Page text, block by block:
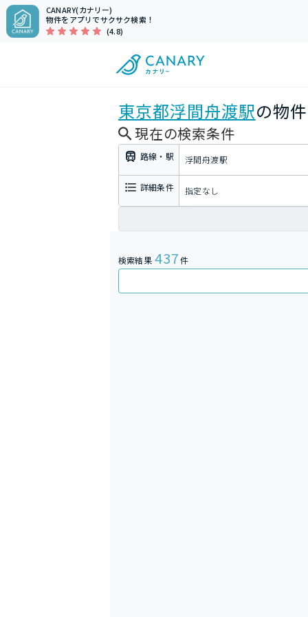
CANARY(カナリー)
物件をアプリでサクサク検索！
(4.8)
東京都浮間舟渡駅の物
現在の検索条件
路線・駅 浮間舟渡駅
詳細条件 指定なし
検索結果 437件